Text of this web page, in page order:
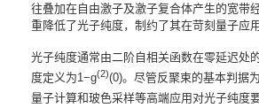
往叠加在自由激子及激子复合体产生的宽带
重降低了光子纯度，制约了其在苛刻量子应
光子纯度通常由二阶自相关函数在零延迟处
度定义为1−g(2)(0)。尽管反聚束的基本判据
量子计算和玻色采样等高端应用对光子纯度